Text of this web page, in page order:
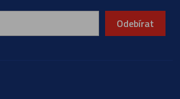
Odebírat